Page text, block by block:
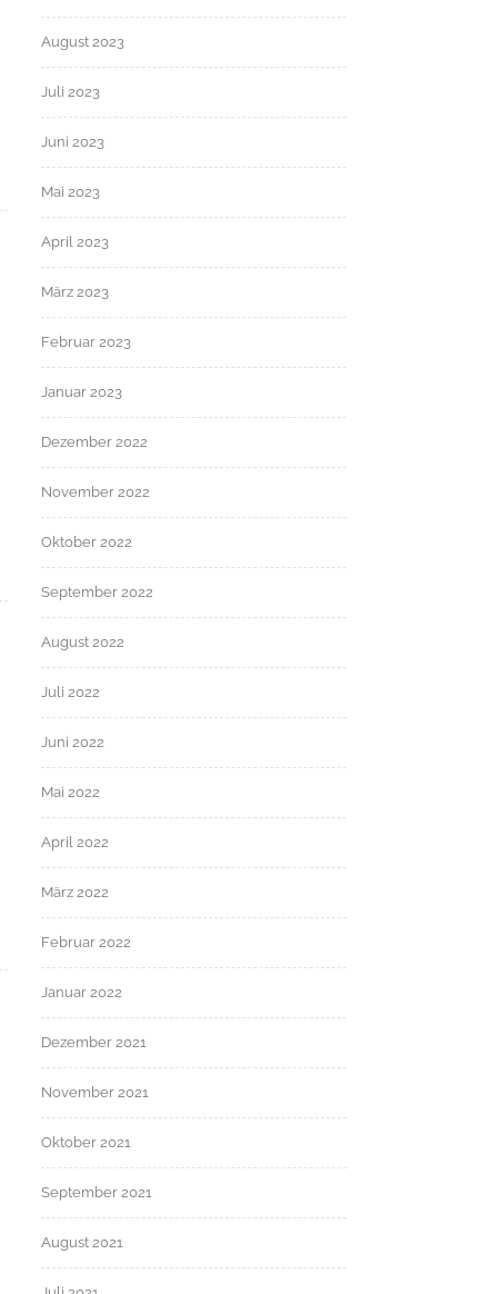
August 2023
Juli 2023
Juni 2023
Mai 2023
April 2023
März 2023
Februar 2023
Januar 2023
Dezember 2022
November 2022
Oktober 2022
September 2022
August 2022
Juli 2022
Juni 2022
Mai 2022
April 2022
März 2022
Februar 2022
Januar 2022
Dezember 2021
November 2021
Oktober 2021
September 2021
August 2021